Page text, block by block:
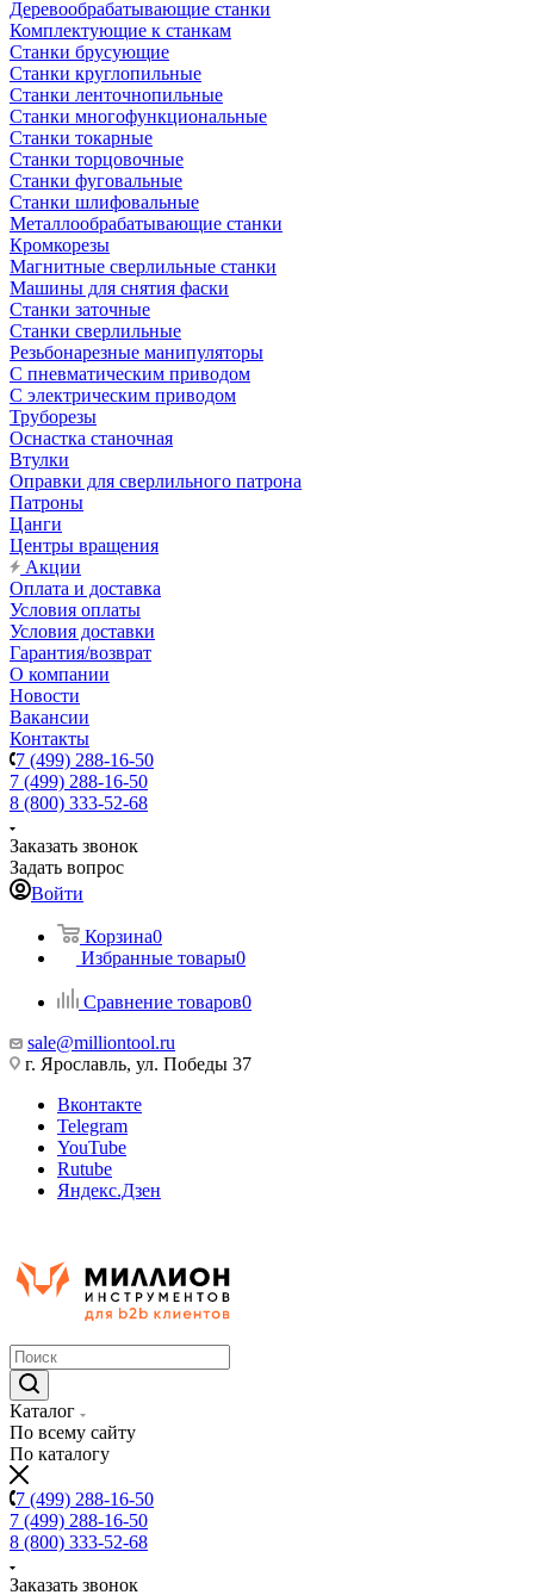
Деревообрабатывающие станки
Комплектующие к станкам
Станки брусующие
Станки круглопильные
Станки ленточнопильные
Станки многофункциональные
Станки токарные
Станки торцовочные
Станки фуговальные
Станки шлифовальные
Металлообрабатывающие станки
Кромкорезы
Магнитные сверлильные станки
Машины для снятия фаски
Станки заточные
Станки сверлильные
Резьбонарезные манипуляторы
С пневматическим приводом
С электрическим приводом
Труборезы
Оснастка станочная
Втулки
Оправки для сверлильного патрона
Патроны
Цанги
Центры вращения
Акции
Оплата и доставка
Условия оплаты
Условия доставки
Гарантия/возврат
О компании
Новости
Вакансии
Контакты
7 (499) 288-16-50
7 (499) 288-16-50
8 (800) 333-52-68
Заказать звонок
Задать вопрос
Войти
Корзина0
Избранные товары0
Сравнение товаров0
sale@milliontool.ru
г. Ярославль, ул. Победы 37
Вконтакте
Telegram
YouTube
Rutube
Яндекс.Дзен
Каталог
По всему сайту
По каталогу
7 (499) 288-16-50
7 (499) 288-16-50
8 (800) 333-52-68
Заказать звонок